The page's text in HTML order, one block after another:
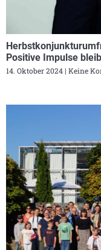
Positive Impulse
14. Oktober 2024 Keine